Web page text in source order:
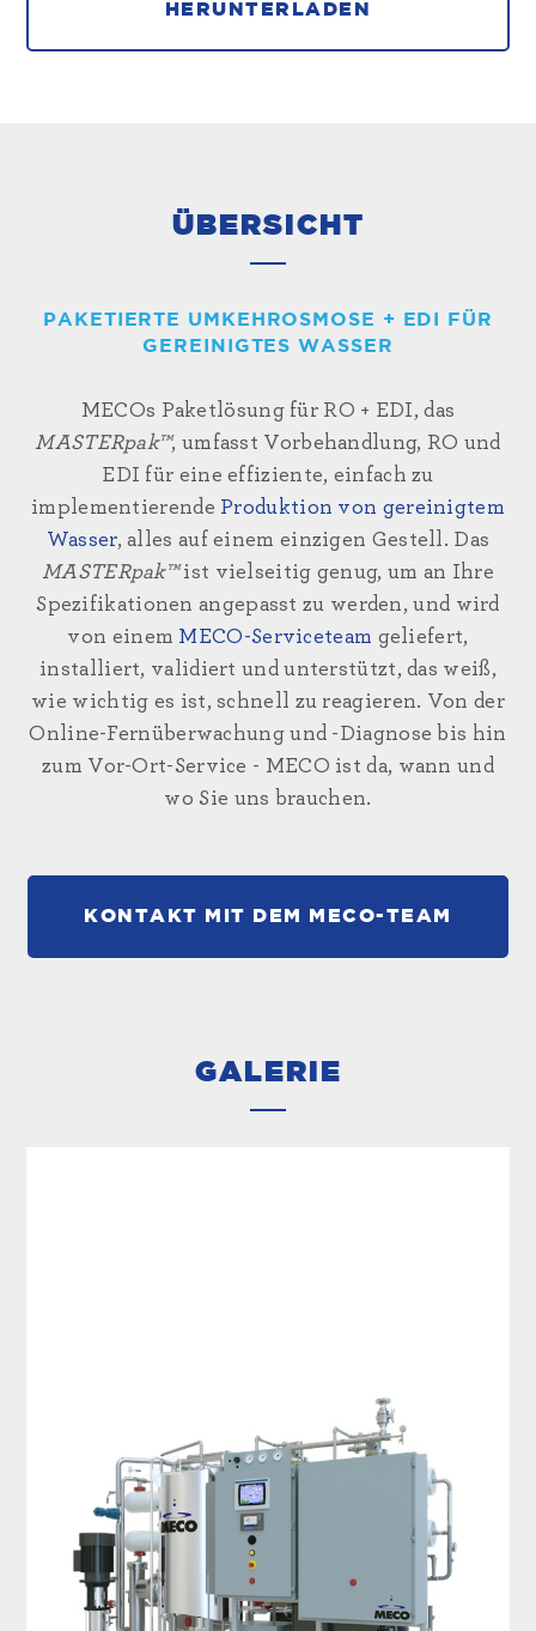
HERUNTERLADEN
ÜBERSICHT
PAKETIERTE UMKEHROSMOSE + EDI FÜR
GEREINIGTES WASSER
MECOs Paketlösung für RO + EDI, das
MASTERpak™, umfasst Vorbehandlung, RO und
EDI für eine effiziente, einfach zu
implementierende Produktion von gereinigtem
Wasser, alles auf einem einzigen Gestell. Das
MASTERpak™ist vielseitig genug, um an Ihre
Spezifikationen angepasst zu werden, und wird
von einem MECO-Serviceteam geliefert,
installiert, validiert und unterstützt, das weiß,
wie wichtig es ist, schnell zu reagieren. Von der
Online-Fernüberwachung und -Diagnose bis hin
zum Vor-Ort-Service - MECO ist da, wann und
wo Sie uns brauchen.
KONTAKT MIT DEM MECO-TEAM
GALERIE